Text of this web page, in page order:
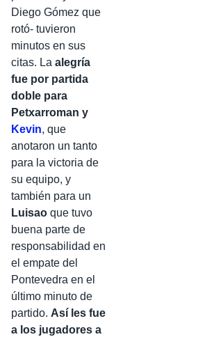
Diego Gómez que
rotó- tuvieron
minutos en sus
citas. La alegría
fue por partida
doble para
Petxarroman y
Kevin, que
anotaron un tanto
para la victoria de
su equipo, y
también para un
Luisao que tuvo
buena parte de
responsabilidad en
el empate del
Pontevedra en el
último minuto de
partido. Así les fue
a los jugadores a